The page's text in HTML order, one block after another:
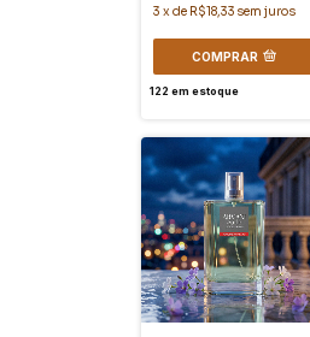
3 xde R$18,33 sem juros
COMPRAR
122 em estoque